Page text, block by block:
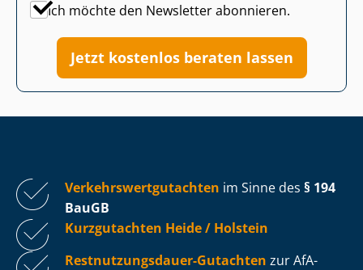
Ich möchte den Newsletter abonnieren.
Jetzt kostenlos beraten lassen
Ver­kehrs­wert­gut­ach­ten im Sinne des § 194
BauGB
Kurzgutachten Heide / Holstein
Rest­nut­zungs­dau­er-Gutachten zur AfA-